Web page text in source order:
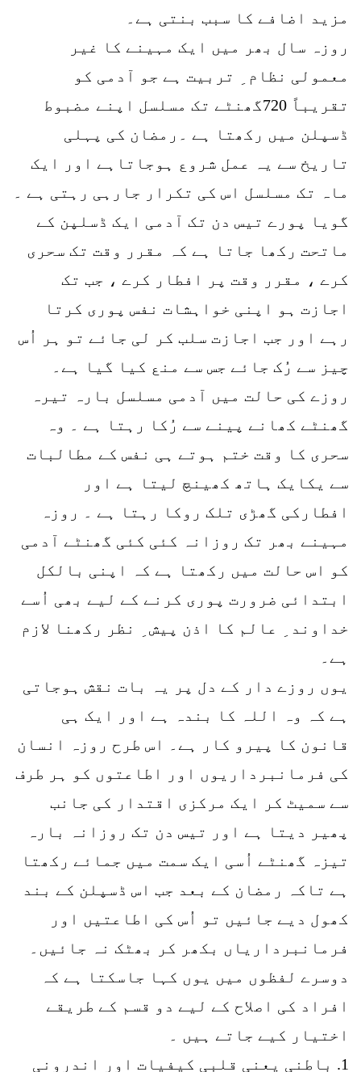
مزید اضافے کا سبب بنتی ہے۔
روزہ سال بھر میں ایک مہینے کا غیر
معمولی نظام ِ تربیت ہے جو آدمی کو
تقریباً 720گھنٹے تک مسلسل اپنے مضبوط
ڈسپلن میں رکھتا ہے ۔رمضان کی پہلی
تاریخ سے یہ عمل شروع ہوجاتاہے اور ایک
ماہ تک مسلسل اس کی تکرار جارہی رہتی ہے ۔
گویا پورے تیس دن تک آدمی ایک ڈسلپن کے
ماتحت رکھا جاتا ہے کہ مقرر وقت تک سحری
کرے ، مقرر وقت پر افطار کرے ، جب تک
اجازت ہو اپنی خواہشات نفس پوری کرتا
رہے اور جب اجازت سلب کر لی جائے تو ہر اُس
چیز سے رُک جائے جس سے منع کیا گیا ہے۔
روزے کی حالت میں آدمی مسلسل بارہ تیرہ
گھنٹے کھانے پینے سے رُکا رہتا ہے ۔ وہ
سحری کا وقت ختم ہوتے ہی نفس کے مطالبات
سے یکایک ہاتھ کھینچ لیتا ہے اور
افطارکی گھڑی تلک روکا رہتا ہے ۔ روزہ
مہینے بھر تک روزانہ کئی کئی گھنٹے آدمی
کو اس حالت میں رکھتا ہے کہ اپنی بالکل
ابتدائی ضرورت پوری کرنے کے لیے بھی اُسے
خداوند ِ عالم کا اذن پیش ِ نظر رکھنا لازم
ہے۔
یوں روزے دار کے دل پر یہ بات نقش ہوجاتی
ہے کہ وہ اللہ کا بندہ ہے اور ایک ہی
قانون کا پیرو کار ہے۔ اس طرح روزہ انسان
کی فرمانبرداریوں اور اطاعتوں کو ہر طرف
سے سمیٹ کر ایک مرکزی اقتدار کی جانب
پھیر دیتا ہے اور تیس دن تک روزانہ بارہ
تیزہ گھنٹے اُسی ایک سمت میں جمائے رکھتا
ہے تاکہ رمضان کے بعد جب اس ڈسپلن کے بند
کھول دیے جائیں تو اُس کی اطاعتیں اور
فرمانبرداریاں بکھر کر بھٹک نہ جائیں۔
دوسرے لفظوں میں یوں کہا جاسکتا ہے کہ
افراد کی اصلاح کے لیے دو قسم کے طریقے
اختیار کیے جاتے ہیں ۔
1. باطنی یعنی قلبی کیفیات اور اندرونی